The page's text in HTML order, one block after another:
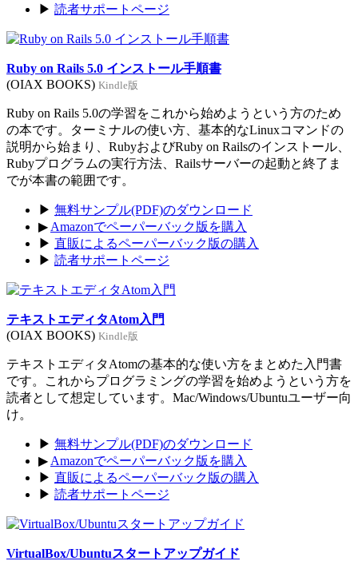
▶ 読者サポートページ
Ruby on Rails 5.0 インストール手順書
(OIAX BOOKS) Kindle版
Ruby on Rails 5.0の学習をこれから始めようという方のため
の本です。ターミナルの使い方、基本的なLinuxコマンドの
説明から始まり、RubyおよびRuby on Railsのインストール、
Rubyプログラムの実行方法、Railsサーバーの起動と終了ま
でが本書の範囲です。
▶ 無料サンプル(PDF)のダウンロード
▶ Amazonでペーパーバック版を購入
▶ 直販によるペーパーバック版の購入
▶ 読者サポートページ
テキストエディタAtom入門
(OIAX BOOKS) Kindle版
テキストエディタAtomの基本的な使い方をまとめた入門書
です。これからプログラミングの学習を始めようという方を
読者として想定しています。Mac/Windows/Ubuntuユーザー向
け。
▶ 無料サンプル(PDF)のダウンロード
▶ Amazonでペーパーバック版を購入
▶ 直販によるペーパーバック版の購入
▶ 読者サポートページ
VirtualBox/Ubuntuスタートアップガイド